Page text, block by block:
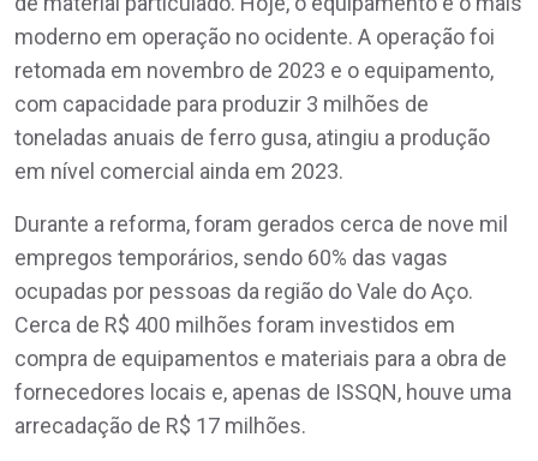
moderno em operação no ocidente. A operação foi
retomada em novembro de 2023 e o equipamento,
com capacidade para produzir 3 milhões de
toneladas anuais de ferro gusa, atingiu a produção
em nível comercial ainda em 2023.
Durante a reforma, foram gerados cerca de nove mil
empregos temporários, sendo 60% das vagas
ocupadas por pessoas da região do Vale do Aço.
Cerca de R$ 400 milhões foram investidos em
compra de equipamentos e materiais para a obra de
fornecedores locais e, apenas de ISSQN, houve uma
arrecadação de R$ 17 milhões.